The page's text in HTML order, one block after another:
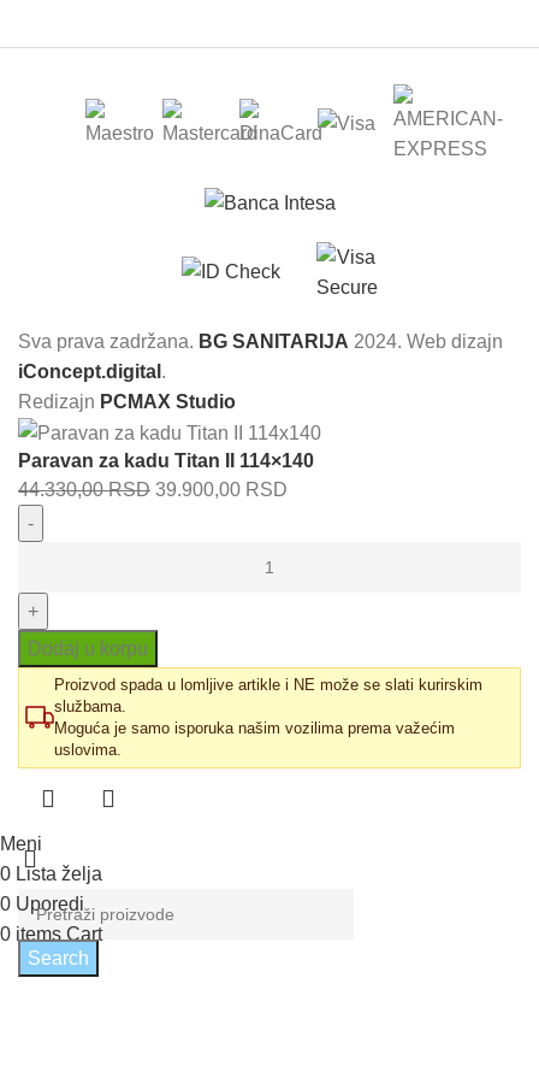
Sva prava zadržana. BG SANITARIJA 2024. Web dizajn
iConcept.digital .
Redizajn PCMAX Studio
Paravan za kadu Titan II 114×140
44.330,00RSD Originalna
39.900,00 RSD
kadu
Titan
114x140
količina
Dodaj u korpu
Proizvod spada u lomljive artikle i NE može se slati kurirskim
službama.
Moguća je samo isporuka našim vozilima prema važećim
uslovima.
Search
Meni
0 Lista želja
0 Uporedi
0 items Cart